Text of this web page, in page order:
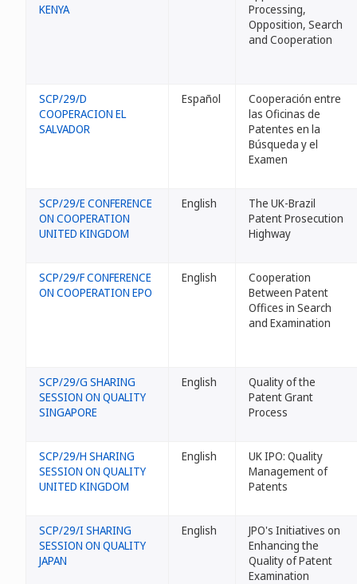
KENYA
Processing,
Opposition, Search
and Cooperation
SCP/29/D
COOPERACION EL
SALVADOR
Español
Cooperación entre
las Oficinas de
Patentes en la
Búsqueda y el
Examen
SCP/29/E CONFERENCE
ON COOPERATION
UNITED KINGDOM
English
The UK-Brazil
Patent Prosecution
Highway
SCP/29/F CONFERENCE
ON COOPERATION EPO
English
Cooperation
Between Patent
Offices in Search
and Examination
SCP/29/G SHARING
SESSION ON QUALITY
SINGAPORE
English
Quality of the
Patent Grant
Process
SCP/29/H SHARING
SESSION ON QUALITY
UNITED KINGDOM
English
UK IPO: Quality
Management of
Patents
SCP/29/I SHARING
SESSION ON QUALITY
JAPAN
English
JPO's Initiatives on
Enhancing the
Quality of Patent
Examination